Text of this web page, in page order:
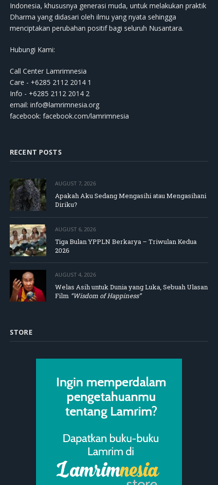
Indonesia, khususnya generasi muda, untuk melakukan praktik
Dharma yang didasari oleh ilmu yang nyata sehingga
menciptakan perubahan positif bagi seluruh Nusantara.
Hubungi Kami:
Call Center Lamrimnesia
Care - +6285 2112 2014 1
Info - +6285 2112 2014 2
email: info@lamrimnesia.org
facebook: facebook.com/lamrimnesia
RECENT POSTS
AUGUST 7, 2026
Apakah Aku Sedang Mengasihi atau Mengasihani
Diriku?
AUGUST 6, 2026
Tiga Bulan YPPLN Berkarya – Triwulan Kedua
2026
AUGUST 4, 2026
Welas Asih untuk Dunia yang Luka, Sebuah Ulasan
Film “Wisdom of Happiness”
STORE